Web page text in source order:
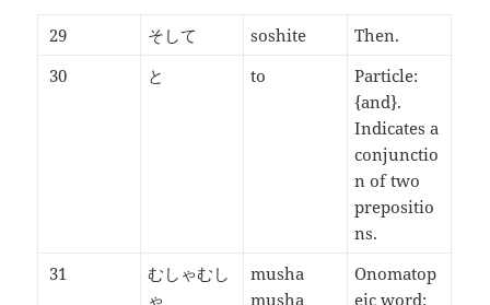
29 そして soshite
Then.
30
と to
Particle:
{and}.
Indicates a
conjunctio
n of two
prepositio
ns.
31
むしゃむし
ゃ
musha
musha
Onomatop
eic word: